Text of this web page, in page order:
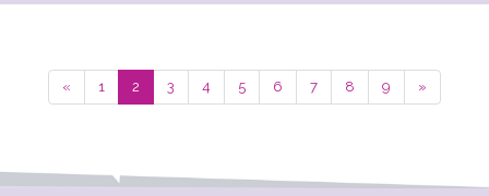
« 1 2 3 4 5 6 7 8 9 »